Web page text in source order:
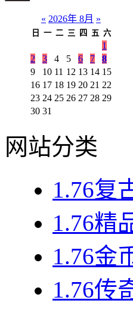
« 2026年 8月 »
日 一 二 三 四 五 六
1
2
3 4 5 6 7
8
9
10 11 12 13 14 15
16 17 18 19 20 21 22
23 24 25 26 27 28 29
30 31
网站分类
1.76复
1.76精
1.76金
1.76传